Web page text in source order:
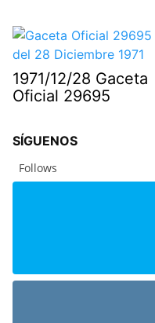
1971/12/28 Gaceta
Oficial 29695
SÍGUENOS
Follows